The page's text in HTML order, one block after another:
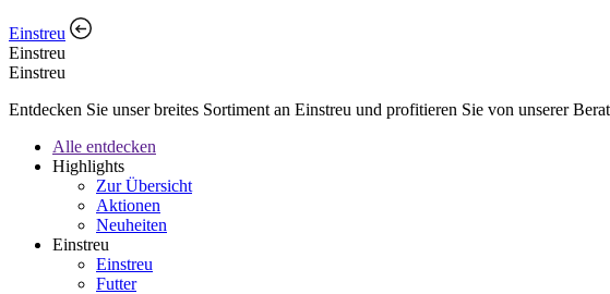
Einstreu
Einstreu
Einstreu
Entdecken Sie unser breites Sortiment an Einstreu und profitieren Sie von unserer
Alle entdecken
Highlights
Zur Übersicht
Aktionen
Neuheiten
Einstreu
Einstreu
Futter